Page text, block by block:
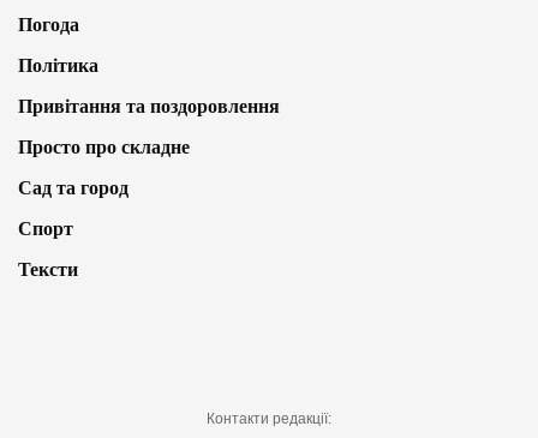
Погода
Політика
Привітання та поздоровлення
Просто про складне
Сад та город
Спорт
Тексти
Контакти редакції: